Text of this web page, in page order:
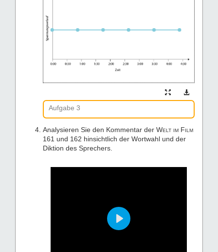
Aufgabe 3
Analysieren Sie den Kommentar der Welt im Film
161 und 162 hinsichtlich der Wortwahl und der
Diktion des Sprechers.
Play